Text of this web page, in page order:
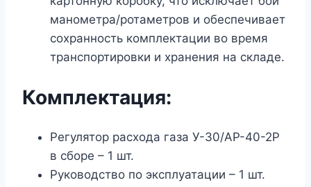
манометра/ротаметров и обеспечивает
сохранность комплектации во время
транспортировки и хранения на складе.
Комплектация:
Регулятор расхода газа У-30/АР-40-2Р
в сборе – 1 шт.
Руководство по эксплуатации – 1 шт.